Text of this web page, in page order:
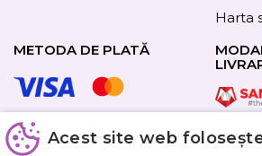
Harta
METODA DE PLATĂ
URMAȚI-NE
Acest site web